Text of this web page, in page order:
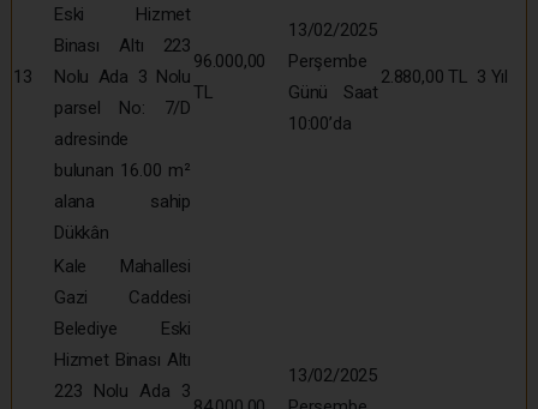
13
Eski Hizmet
Binası Altı 223
Nolu Ada 3 Nolu
parsel No: 7/D
adresinde
bulunan 16.00 m²
alana sahip
Dükkân
96.000,00
TL
13/02/2025
Perşembe
Günü Saat
10:00’da
2.880,00 TL 3 Yıl
Kale Mahallesi
Gazi Caddesi
Belediye Eski
Hizmet Binası Altı
223 Nolu Ada 3
13/02/2025